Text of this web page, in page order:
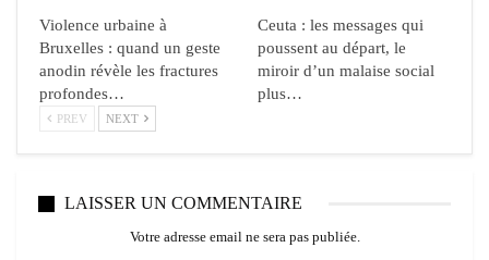
Violence urbaine à
Bruxelles : quand un geste
anodin révèle les fractures
profondes…
Ceuta : les messages qui
poussent au départ, le
miroir d’un malaise social
plus…
PREV NEXT
LAISSER UN COMMENTAIRE
Votre adresse email ne sera pas publiée.